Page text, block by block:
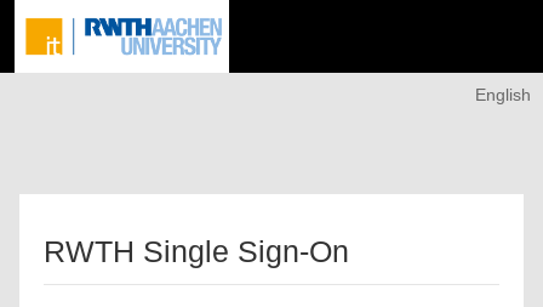
English
RWTH Single Sign-On